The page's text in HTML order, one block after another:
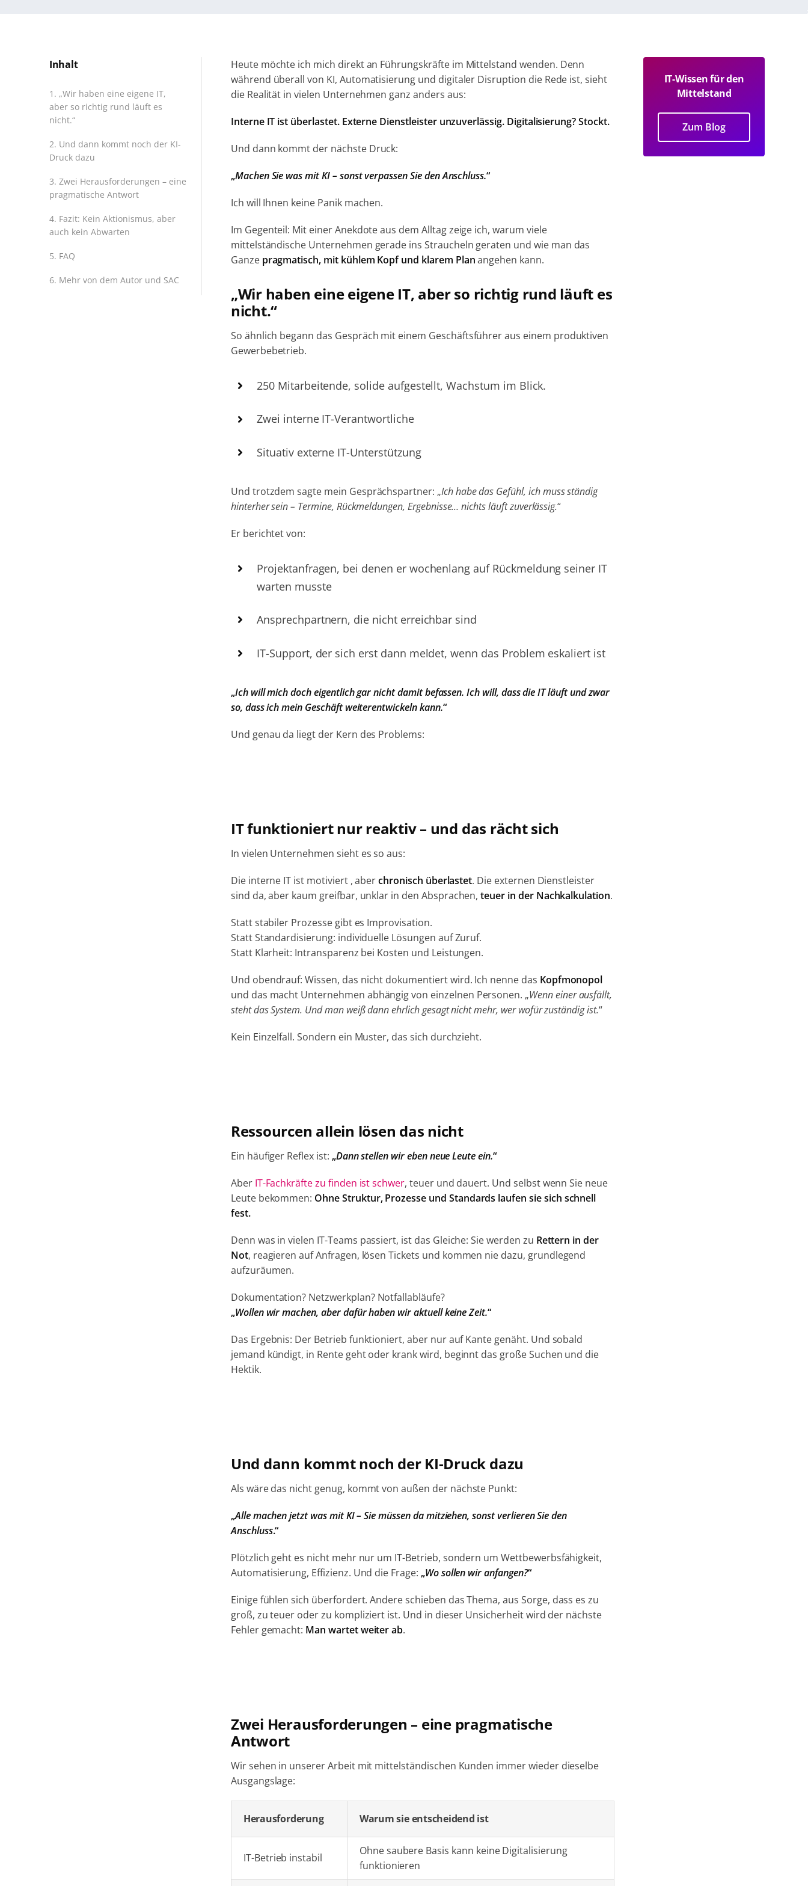
Inhalt
„Wir haben eine eigene IT,
aber so richtig rund läuft es
nicht.“
Und dann kommt noch der KI-
Druck dazu
Zwei Herausforderungen – eine
pragmatische Antwort
Fazit: Kein Aktionismus, aber
auch kein Abwarten
FAQ
Mehr von dem Autor und SAC
Heute möchte ich mich direkt an Führungskräfte im Mittelstand wenden. Denn
während überall von KI, Automatisierung und digitaler Disruption die Rede ist, sieht
die Realität in vielen Unternehmen ganz anders aus:
Interne IT ist überlastet. Externe Dienstleister unzuverlässig. Digitalisierung? Stockt.
Und dann kommt der nächste Druck:
„Machen Sie was mit KI – sonst verpassen Sie den Anschluss.“
Ich will Ihnen keine Panik machen.
Im Gegenteil: Mit einer Anekdote aus dem Alltag zeige ich, warum viele
mittelständische Unternehmen gerade ins Straucheln geraten und wie man das
Ganze pragmatisch, mit kühlem Kopf und klarem Plan angehen kann.
„Wir haben eine eigene IT, aber so richtig rund läuft es
nicht.“
So ähnlich begann das Gespräch mit einem Geschäftsführer aus einem produktiven
Gewerbebetrieb.
250 Mitarbeitende, solide aufgestellt, Wachstum im Blick.
Zwei interne IT-Verantwortliche
Situativ externe IT-Unterstützung
Und trotzdem sagte mein Gesprächspartner: „Ich habe das Gefühl, ich muss ständig
hinterher sein – Termine, Rückmeldungen, Ergebnisse… nichts läuft zuverlässig.“
Er berichtet von:
Projektanfragen, bei denen er wochenlang auf Rückmeldung seiner IT
warten musste
Ansprechpartnern, die nicht erreichbar sind
IT-Support, der sich erst dann meldet, wenn das Problem eskaliert ist
„Ich will mich doch eigentlich gar nicht damit befassen. Ich will, dass die IT läuft und zwar
so, dass ich mein Geschäft weiterentwickeln kann.“
Und genau da liegt der Kern des Problems:
IT funktioniert nur reaktiv – und das rächt sich
In vielen Unternehmen sieht es so aus:
Die interne IT ist motiviert , aberchronisch überlastet. Die externen Dienstleister
sind da, aber kaum greifbar, unklar in den Absprachen,teuer in der Nachkalkulation.
Statt stabiler Prozesse gibt es Improvisation.
Statt Standardisierung: individuelle Lösungen auf Zuruf.
Statt Klarheit: Intransparenz bei Kosten und Leistungen.
Und obendrauf: Wissen, das nicht dokumentiert wird. Ich nenne das Kopfmonopol
und das macht Unternehmen abhängig von einzelnen Personen. „Wenn einer ausfällt,
steht das System. Und man weiß dann ehrlich gesagt nicht mehr, wer wofür zuständig ist.“
Kein Einzelfall. Sondern ein Muster, das sich durchzieht.
Ressourcen allein lösen das nicht
Ein häufiger Reflex ist: „Dann stellen wir eben neue Leute ein.“
Aber IT-Fachkräfte zu finden ist schwer, teuer und dauert. Und selbst wenn Sie neue
Leute bekommen: Ohne Struktur, Prozesse und Standards laufen sie sich schnell
fest.
Denn was in vielen IT-Teams passiert, ist das Gleiche:Sie werden zu Rettern in der
Not, reagieren auf Anfragen, lösen Tickets und kommen nie dazu, grundlegend
aufzuräumen.
Dokumentation? Netzwerkplan? Notfallabläufe?
„Wollen wir machen, aber dafür haben wir aktuell keine Zeit.“
Das Ergebnis: Der Betrieb funktioniert, aber nur auf Kante genäht. Und sobald
jemand kündigt, in Rente geht oder krank wird, beginnt das große Suchen und die
Hektik.
Und dann kommt noch der KI-Druck dazu
Als wäre das nicht genug, kommt von außen der nächste Punkt:
„Alle machen jetzt was mit KI – Sie müssen da mitziehen, sonst verlieren Sie den
Anschluss.“
Plötzlich geht es nicht mehr nur um IT-Betrieb, sondern um Wettbewerbsfähigkeit,
Automatisierung, Effizienz. Und die Frage: „Wo sollen wir anfangen?“
Einige fühlen sich überfordert. Andere schieben das Thema, aus Sorge, dass es zu
groß, zu teuer oder zu kompliziert ist. Und in dieser Unsicherheit wird der nächste
Fehler gemacht: Man wartet weiter ab.
Zwei Herausforderungen – eine pragmatische
Antwort
Wir sehen in unserer Arbeit mit mittelständischen Kunden immer wieder dieselbe
Ausgangslage:
Herausforderung Warum sie entscheidend ist
IT-Betrieb instabil
Ohne saubere Basis kann keine Digitalisierung
funktionieren
IT-Wissen für den
Mittelstand
Zum Blog